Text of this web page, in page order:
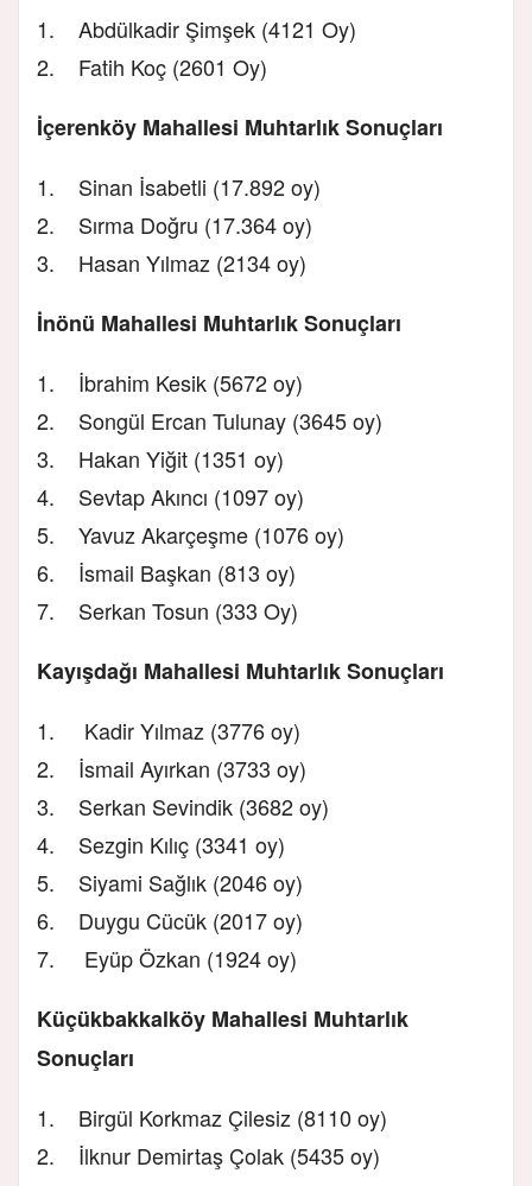
1. Abdülkadir Şimşek (4121 Oy)
2. Fatih Koç (2601 Oy)
İçerenköy Mahallesi Muhtarlık Sonuçları
1. Sinan İsabetli (17.892 oy)
2. Sırma Doğru (17.364 oy)
3. Hasan Yılmaz (2134 oy)
İnönü Mahallesi Muhtarlık Sonuçları
1. İbrahim Kesik (5672 oy)
2. Songül Ercan Tulunay (3645 oy)
3. Hakan Yiğit (1351 oy)
4. Sevtap Akıncı (1097 oy)
5. Yavuz Akarçeşme (1076 oy)
6. İsmail Başkan (813 oy)
7. Serkan Tosun (333 Oy)
Kayışdağı Mahallesi Muhtarlık Sonuçları
1. Kadir Yılmaz (3776 oy)
2. İsmail Ayırkan (3733 oy)
3. Serkan Sevindik (3682 oy)
4. Sezgin Kılıç (3341 oy)
5. Siyami Sağlık (2046 oy)
6. Duygu Cücük (2017 oy)
7. Eyüp Özkan (1924 oy)
Küçükbakkalköy Mahallesi Muhtarlık
Sonuçları
1. Birgül Korkmaz Çilesiz (8110 oy)
2. İlknur Demirtaş Çolak (5435 oy)